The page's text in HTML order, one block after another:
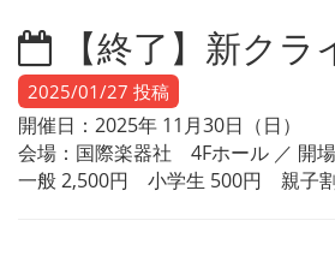
【終了】新ク
2025/01/27 投稿
開催日：2025年 11月30日（日）
会場：国際楽器社 4Fホール ／ 開
一般 2,500円 小学生 500円 親子